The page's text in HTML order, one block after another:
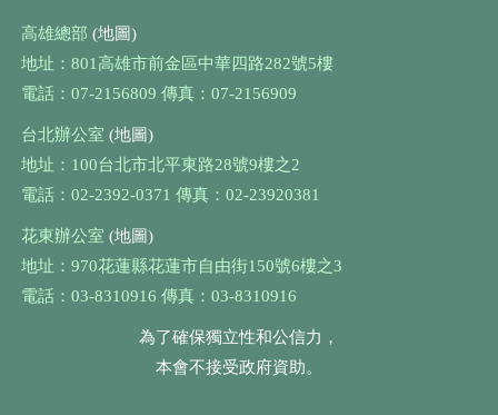
高雄總部 (地圖)
地址：801高雄市前金區中華四路282號5樓
電話：07-2156809 傳真：07-2156909
台北辦公室 (地圖)
地址：100台北市北平東路28號9樓之2
電話：02-2392-0371 傳真：02-23920381
花東辦公室 (地圖)
地址：970花蓮縣花蓮市自由街150號6樓之3
電話：03-8310916 傳真：03-8310916
為了確保獨立性和公信力，
本會不接受政府資助。